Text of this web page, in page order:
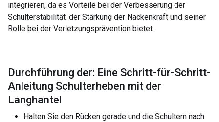
integrieren, da es Vorteile bei der Verbesserung der
Schulterstabilität, der Stärkung der Nackenkraft und seiner
Rolle bei der Verletzungsprävention bietet.
Durchführung der: Eine Schritt-für-Schritt-
Anleitung Schulterheben mit der
Langhantel
Halten Sie den Rücken gerade und die Schultern nach